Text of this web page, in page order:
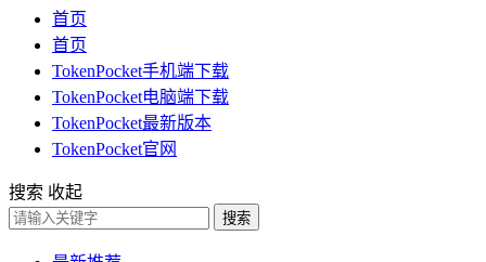
首页
首页
TokenPocket手机端下载
TokenPocket电脑端下载
TokenPocket最新版本
TokenPocket官网
搜索 收起
搜索